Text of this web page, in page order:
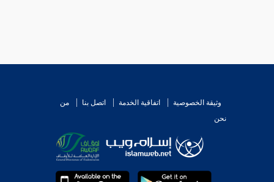
وثيقة الخصوصية اتفاقية الخدمة اتصل بنا
من
نحن